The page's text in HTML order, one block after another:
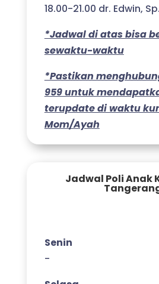
18.00-21.00 dr. Edwin,
*Jadwal di atas bisa
sewaktu-waktu
*Pastikan
959 untuk
terupdate di waktu
Mom/Ayah
Jadwal Poli Anak
Senin
-